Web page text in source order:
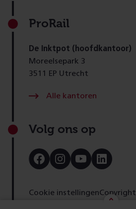
ProRail
De Inktpot (hoofdkantoor)
Moreelsepark 3
3511 EP Utrecht
Alle kantoren
Volg ons op
Bezoek
onze
Bezoek
onze
Bezoek
onze
Bezoek
onze
Cookie instellingenCopyright